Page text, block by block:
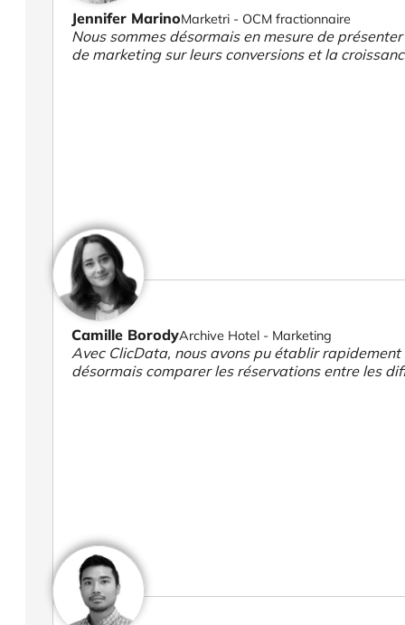
Jennifer MarinoMarketri - OCM fractionnaire
Nous sommes désormais en mesure de
de marketing sur leurs conversions et la
Camille BorodyArchive Hotel - Marketing
Avec ClicData, nous avons pu établir
désormais comparer les réservations entre les